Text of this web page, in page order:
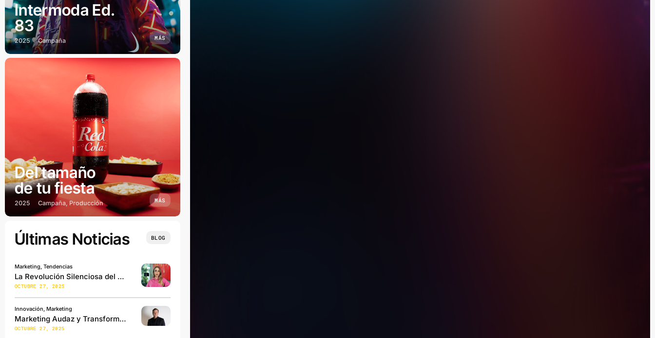
Intermoda Ed.
83
2025 Campaña MÁS
Del tamaño
de tu fiesta
2025 Campaña, Producción MÁS
Últimas Noticias BLOG
Marketing, Tendencias
La Revolución Silenciosa del Marketing
OCTUBRE 27, 2025
Innovación, Marketing
Marketing Audaz y Transformativo
OCTUBRE 27, 2025